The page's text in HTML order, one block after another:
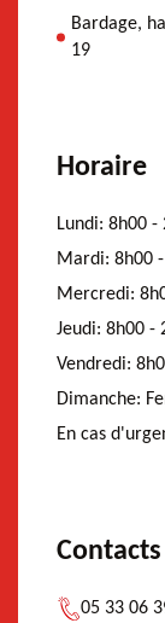
Bardage,
19
Horaire
Lundi: 8h00 -
Mardi: 8h00
Mercredi:
Jeudi: 8h00 -
Vendredi:
Dimanche:
En cas
Contacts
05 33 06